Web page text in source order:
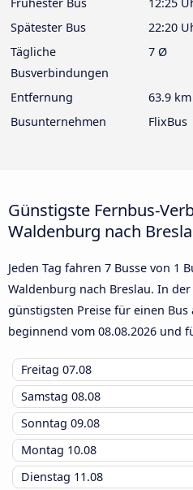
Spätester Bus
22:20
Tägliche
Busverbindungen
7 Ø
Entfernung
63.9 km
Busunternehmen
FlixBus
Günstigste Fernbus-
Waldenburg nach
Jeden Tag fahren 7 Busse von 1
Waldenburg nach Breslau. In
günstigsten Preise für einen Bus
beginnend vom 08.08.2026 und
Freitag 07.08
Samstag 08.08
Sonntag 09.08
Montag 10.08
Dienstag 11.08